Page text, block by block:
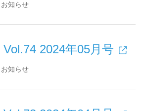
知らせ
Vol.74 2024年05月号
知らせ